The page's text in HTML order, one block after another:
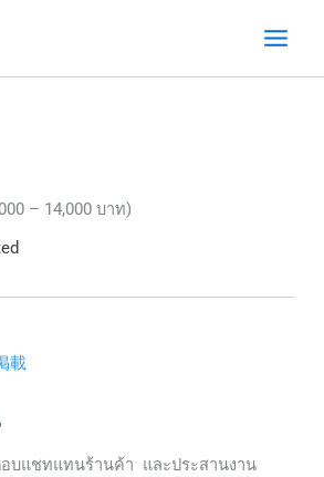
– 14,000 บาท)
載
บแชทแทนร้านค้า และประสานงาน